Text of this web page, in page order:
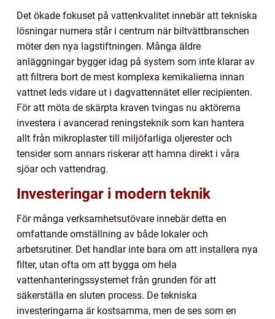
Det ökade fokuset på vattenkvalitet innebär att tekniska
lösningar numera står i centrum när biltvättbranschen
möter den nya lagstiftningen. Många äldre
anläggningar bygger idag på system som inte klarar av
att filtrera bort de mest komplexa kemikalierna innan
vattnet leds vidare ut i dagvattennätet eller recipienten.
För att möta de skärpta kraven tvingas nu aktörerna
investera i avancerad reningsteknik som kan hantera
allt från mikroplaster till miljöfarliga oljerester och
tensider som annars riskerar att hamna direkt i våra
sjöar och vattendrag.
Investeringar i modern teknik
För många verksamhetsutövare innebär detta en
omfattande omställning av både lokaler och
arbetsrutiner. Det handlar inte bara om att installera nya
filter, utan ofta om att bygga om hela
vattenhanteringssystemet från grunden för att
säkerställa en sluten process. De tekniska
investeringarna är kostsamma, men de ses som en